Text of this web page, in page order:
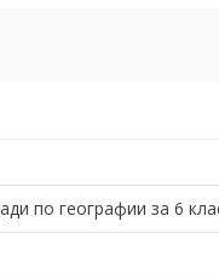
по географии за 6